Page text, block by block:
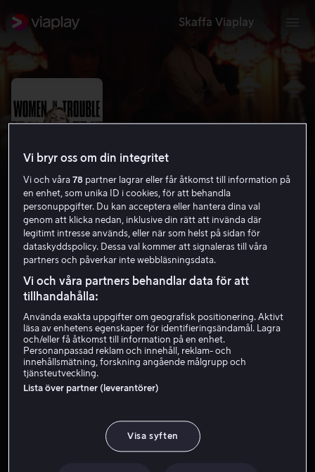
Skaffa Viaplay
Women in Trouble
5.6 Drama Komedi 2009 1 h 31 min
HD
Hyr 39 kr
Köp 89 kr
Gravida porrstjärnor, bedragna terapeuter, desperata
Gravida porrstjärnor, bedragna terapeuter, desperata
flygvärdinnor och hårdhudade bartendrar får sina öden
sammanflätade och finner svar där de minst anar.
Vi bryr oss om din integritet
Vi och våra78 partner lagrar eller får åtkomst till information på
en enhet, som unika ID i cookies, för att behandla
personuppgifter. Du kan acceptera eller hantera dina val
genom att klicka nedan, inklusive din rätt att invända där
legitimt intresse används, eller när som helst på sidan för
dataskyddspolicy. Dessa val kommer att signaleras till våra
partners och påverkar inte webbläsningsdata.
Vi och våra partners behandlar data för att
tillhandahålla:
Använda exakta uppgifter om geografisk positionering. Aktivt
läsa av enhetens egenskaper för identifieringsändamål. Lagra
och/eller få åtkomst till information på en enhet.
Personanpassad reklam och innehåll, reklam- och
innehållsmätning, forskning angående målgrupp och
tjänsteutveckling.
Lista över partner (leverantörer)
Visa syften